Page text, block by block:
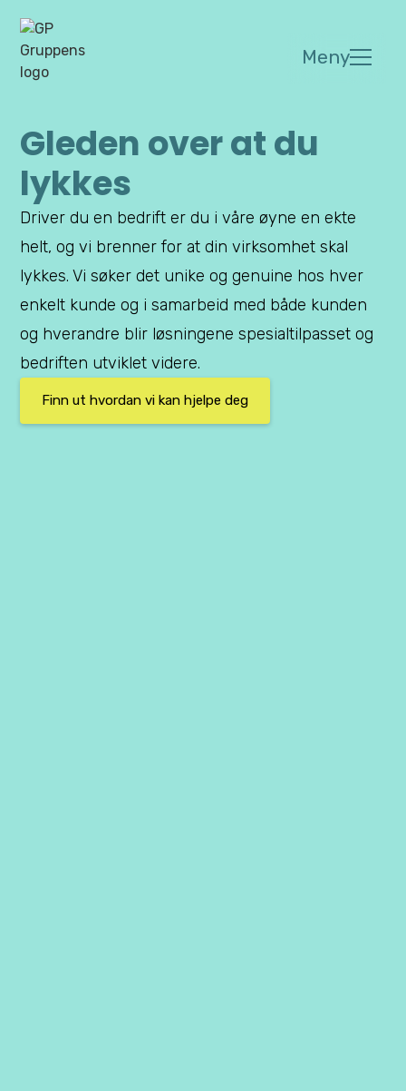
Meny
Gleden over at du
lykkes
Driver du en bedrift er du i våre øyne en ekte
helt, og vi brenner for at din virksomhet skal
lykkes. Vi søker det unike og genuine hos hver
enkelt kunde og i samarbeid med både kunden
og hverandre blir løsningene spesialtilpasset og
bedriften utviklet videre.
Finn ut hvordan vi kan hjelpe deg